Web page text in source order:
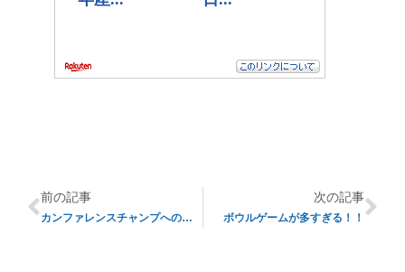
前の記事
カンファレンスチャンプへの道〜その５〜
次の記事
ボウルゲームが多すぎる！！